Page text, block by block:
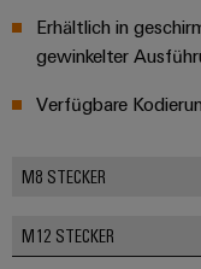
Erhältlich in
gewinkelter
Verfügbare
M8 STECKER
M12 STECKER